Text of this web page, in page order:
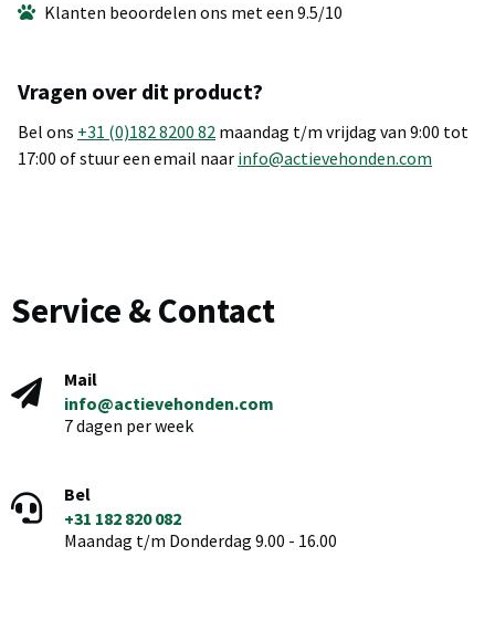
Klanten beoordelen ons met een 9.5/10
Vragen over dit product?
Bel ons +31 (0)182 8200 82 maandag t/m vrijdag van 9:00 tot
17:00 of stuur een email naar info@actievehonden.com
Service & Contact
Mail
info@actievehonden.com
7 dagen per week
Bel
+31 182 820 082
Maandag t/m Donderdag 9.00 - 16.00